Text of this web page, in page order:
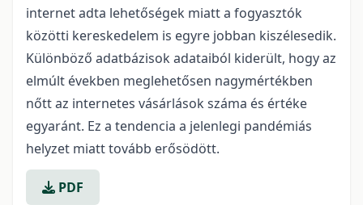
internet adta lehetőségek miatt a fogyasztók
közötti kereskedelem is egyre jobban kiszélesedik.
Különböző adatbázisok adataiból kiderült, hogy az
elmúlt években meglehetősen nagymértékben
nőtt az internetes vásárlások száma és értéke
egyaránt. Ez a tendencia a jelenlegi pandémiás
helyzet miatt tovább erősödött.
PDF